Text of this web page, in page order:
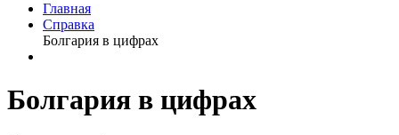
Главная
Справка
Болгария в цифрах
Болгария в цифрах